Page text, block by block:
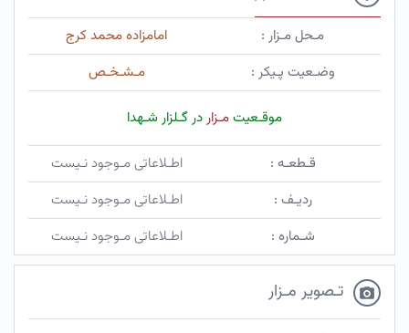
مـحل مـزار :
امامزاده محمد کرج
وضـعیت پـیکر :
مـشـخـص
موقـعیتمـزاردر گـلزار شـهدا
قـطعـه :
اطـلاعاتی مـوجود نـیست
ردیـف :
اطـلاعاتی مـوجود نـیست
شـماره :
اطـلاعاتی مـوجود نـیست
تـصویر مـزار